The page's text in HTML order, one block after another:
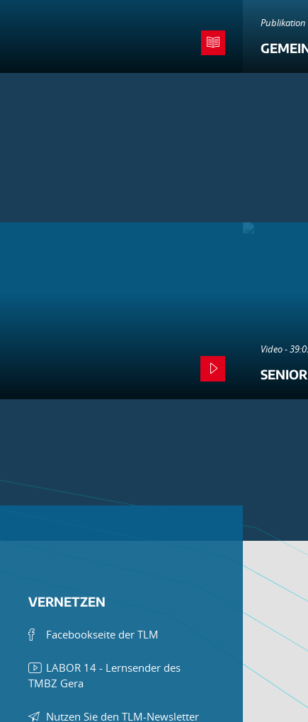
Publikation
Video -
VERNETZEN
Facebookseite der TLM
LABOR 14 - Lernsender des
TMBZ Gera
Nutzen Sie den TLM-Newsletter